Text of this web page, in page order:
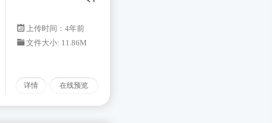
上传时间：4年前
文件大小: 11.86M
详情 在线预览